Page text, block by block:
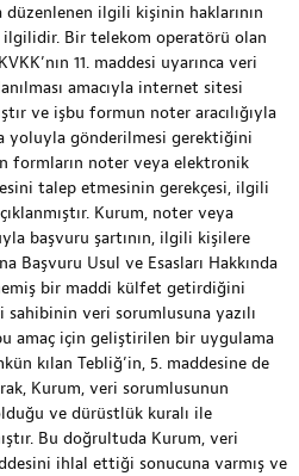
düzenlenen ilgili kişinin haklarının
ilgilidir. Bir telekom operatörü olan
11. maddesi uyarınca veri
amacıyla internet sitesi
ve işbu formun noter aracılığıyla
yoluyla gönderilmesi gerektiğini
formların noter veya elektronik
talep etmesinin gerekçesi, ilgili
Kurum, noter veya
başvuru şartının, ilgili kişilere
Başvuru Usul ve Esasları Hakkında
bir maddi külfet getirdiğini
veri sorumlusuna yazılı
amaç için geliştirilen bir uygulama
kılan Tebliğ’in, 5. maddesine de
Kurum, veri sorumlusunun
ve dürüstlük kuralı ile
Bu doğrultuda Kurum, veri
ihlal ettiği sonucuna varmış ve